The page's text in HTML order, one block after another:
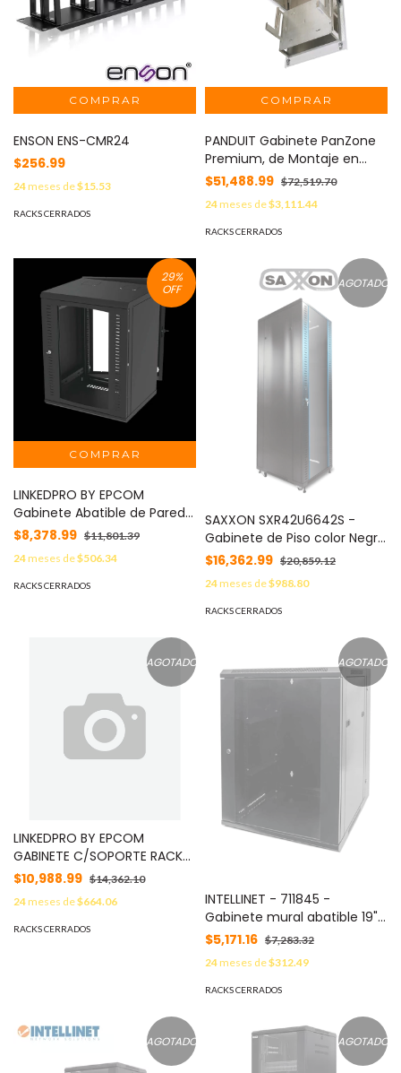
ENSON ENS-CMR24
$256.99
24meses de$15.53
RACKS CERRADOS
PANDUIT Gabinete PanZone
Premium, de Montaje en
Techo, Con 2 UR Para Equipo
Activo y 6 UR Para Paneles
de Parcheo, Fabricado en
Acero, Color Blanco MOD:
$51,488.99 $72,519.70
24meses de$3,111.44
RACKS CERRADOS
29%
OFF
LINKEDPRO BY EPCOM
Gabinete Abatible de Pared
(Con Marco Trasero) con
Rack 19" de 16 Unidades.
Ventana de Cristal
Templado. MOD: SR-1916-
$8,378.99 $11,801.39
24meses de$506.34
RACKS CERRADOS
AGOTADO
SAXXON SXR42U6642S -
Gabinete de Piso color Negro
/ 42UR / Puerta de Vidrio
Templado / Alto 198 cm /
Ancho 60 cm / Profundidad
60 cm / Incluye Base con 2
$16,362.99 $20,859.12
24meses de$988.80
RACKS CERRADOS
AGOTADO
LINKEDPRO BY EPCOM
GABINETE C/SOPORTE RACK
19IN 42U PUERTA ABATIBLE DE
ACERO MOD: LPSC421000B
$10,988.99 $14,362.10
24meses de$664.06
RACKS CERRADOS
AGOTADO
INTELLINET - 711845 -
Gabinete mural abatible 19",
9U, Ensamblado / 9U, 550
mm de profundidad,
Ensamblado, negro
$5,171.16 $7,283.32
24meses de$312.49
RACKS CERRADOS
AGOTADO AGOTADO